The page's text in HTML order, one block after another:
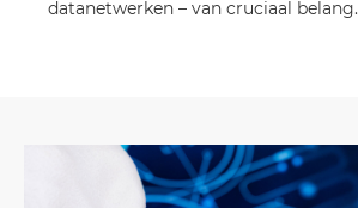
datanetwerken – van cruciaal belang.